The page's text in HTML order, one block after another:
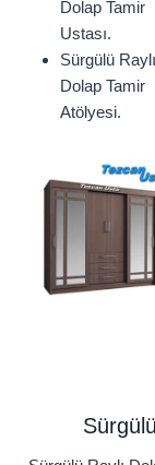
Dolap Tamir
Ustası.
Sürgülü Raylı
Dolap Tamir
Atölyesi.